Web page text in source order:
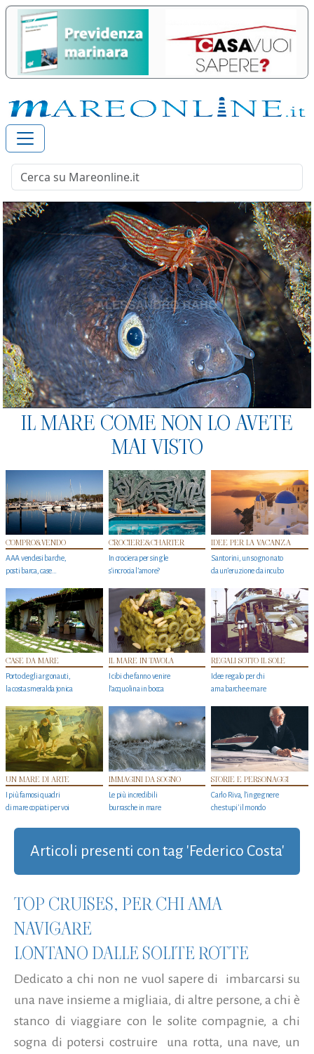
IL MARE COME NON LO AVETE
MAI VISTO
COMPRO&VENDO
AAA vendesi barche,
posti barca, case…
CROCIERE&CHARTER
In crociera per single
s'incrocia l’amore?
IDEE PER LA VACANZA
Santorini, un sogno nato
da un’eruzione da incubo
CASE DA MARE
Porto degli argonauti,
la costa smeralda jonica
IL MARE IN TAVOLA
I cibi che fanno venire
l’acquolina in bocca
REGALI SOTTO IL SOLE
Idee regalo per chi
ama barche e mare
UN MARE DI ARTE
I più famosi quadri
di mare copiati per voi
IMMAGINI DA SOGNO
Le più incredibili
burrasche in mare
STORIE E PERSONAGGI
Carlo Riva, l’ingegnere
che stupi' il mondo
Articoli presenti con tag 'Federico Costa'
TOP CRUISES, PER CHI AMA
NAVIGARE
LONTANO DALLE SOLITE ROTTE
Dedicato a chi non ne vuol sapere di imbarcarsi su
una nave insieme a migliaia, di altre persone, a chi è
stanco di viaggiare con le solite compagnie, a chi
sogna di potersi costruire una rotta, una nave, un